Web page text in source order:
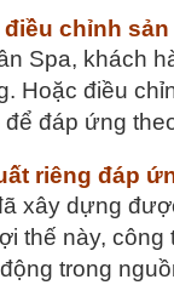
chỉnh
Spa, khách
Hoặc điều
đáp ứng
riêng đáp
xây dựng
thế này,
trong